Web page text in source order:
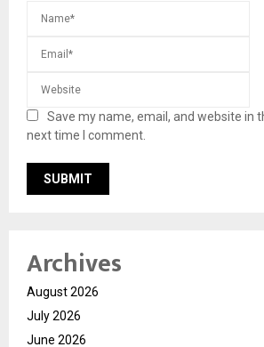
Save my name, email, and website in
next time I comment.
Archives
August 2026
July 2026
June 2026